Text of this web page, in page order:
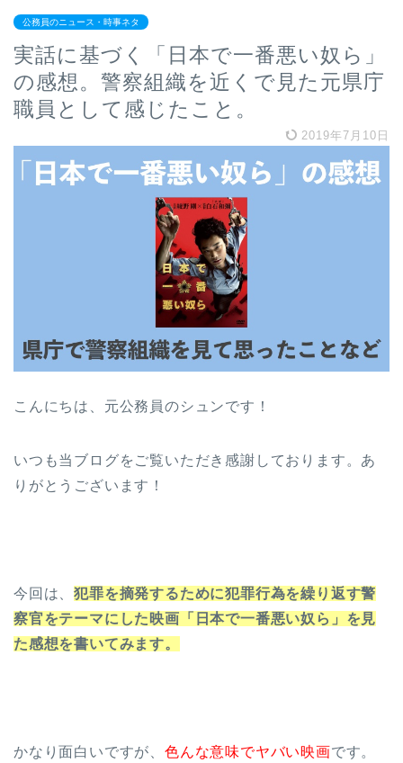
公務員のニュース・時事ネタ
実話に基づく「日本で一番悪い奴ら」
の感想。警察組織を近くで見た元県庁
職員として感じたこと。
2019年7月10日
こんにちは、元公務員のシュンです！
いつも当ブログをご覧いただき感謝しております。あ
りがとうございます！
今回は、犯罪を摘発するために犯罪行為を繰り返す警
察官をテーマにした映画「日本で一番悪い奴ら」を見
た感想を書いてみます。
かなり面白いですが、 色んな意味でヤバい映画です。